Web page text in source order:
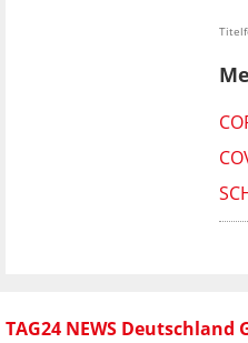
TAG24 NEWS Deutschland